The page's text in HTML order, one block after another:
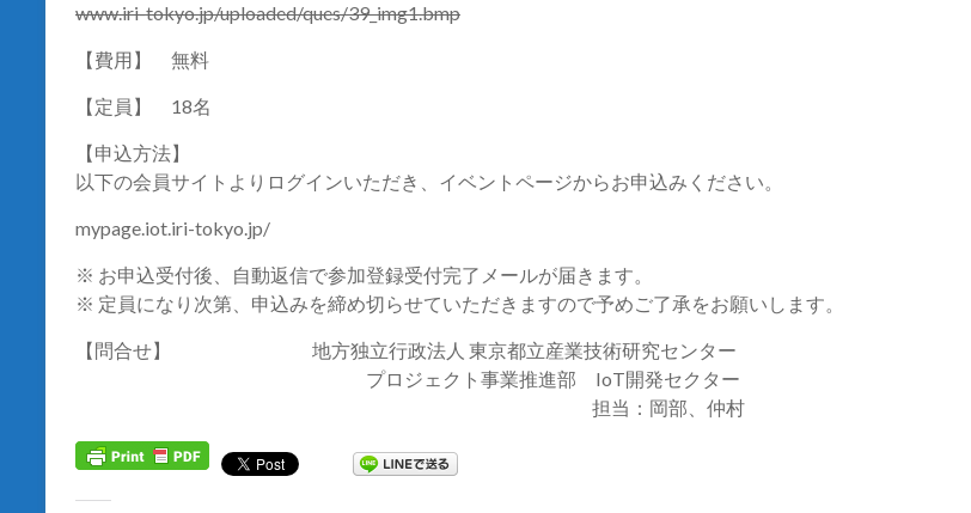
www.iri-tokyo.jp/uploaded/ques/39_img1.bmp
【費用】 無料
【定員】 18名
【申込方法】
以下の会員サイトよりログインいただき、イベントページからお申込みください。
mypage.iot.iri-tokyo.jp/
※ お申込受付後、自動返信で参加登録受付完了メールが届きます。
※ 定員になり次第、申込みを締め切らせていただきますので予めご了承をお願いします。
【問合せ】 地方独立行政法人 東京都立産業技術研究センター
プロジェクト事業推進部 IoT開発セクター
担当：岡部、仲村